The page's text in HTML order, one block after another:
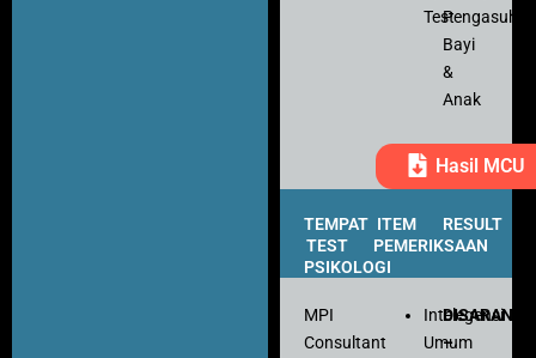
TestPengasuh
Bayi
&
Anak
Hasil MCU
TEMPAT
TEST
PSIKOLOGI
ITEM
PEMERIKSAAN
RESULT
MPI
Consultant
Intelegensi
Umum
–